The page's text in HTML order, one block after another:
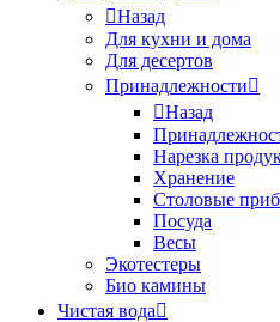
Назад
Для кухни и дома
Для десертов
Принадлежности
Назад
Нарезка
Хранение
Столовые
Посуда
Весы
Экотестеры
Био камины
Чистая вода